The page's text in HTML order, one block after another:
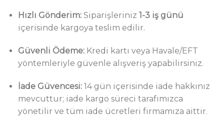
Hızlı Gönderim:Siparişleriniz 1-3 iş günü
içerisinde kargoya teslim edilir.
Güvenli Ödeme:Kredi kartı veya Havale/EFT
yöntemleriyle güvenle alışveriş yapabilirsiniz.
İade Güvencesi:14 gün içerisinde iade hakkınız
mevcuttur; iade kargo süreci tarafımızca
yönetilir ve tüm iade ücretleri firmamıza aittir.